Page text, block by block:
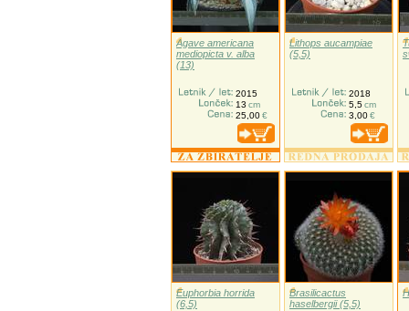
Agave americana
mediopicta v. alba
(13)
2015
13 cm
25,00€
Lithops aucampiae
(5,5)
2018
5,5cm
3,00€
Euphorbia horrida
(6,5)
Brasilicactus
haselbergii (5,5)